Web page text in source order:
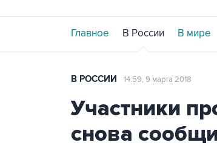
Главное В России В мире
В РОССИИ 14:59, 9 марта 2018
Участники
снова